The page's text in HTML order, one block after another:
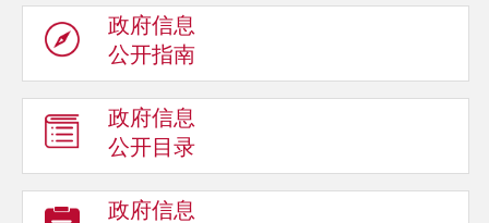
政府信息
公开指南
政府信息
公开目录
政府信息